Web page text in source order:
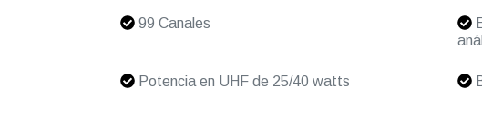
99 Canales
Potencia en UHF de 25/40 watts